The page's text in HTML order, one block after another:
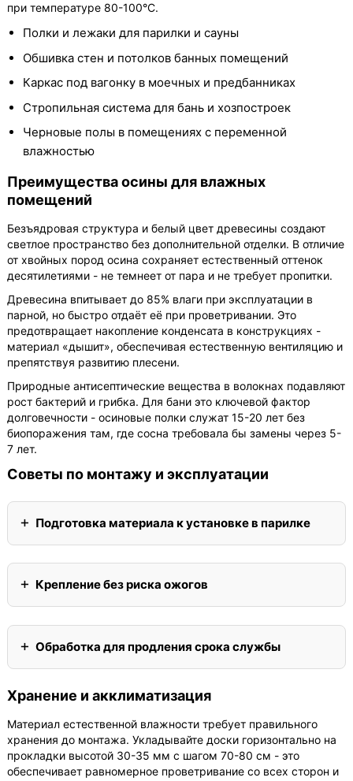
при температуре 80-100°С.
Полки и лежаки для парилки и сауны
Обшивка стен и потолков банных помещений
Каркас под вагонку в моечных и предбанниках
Стропильная система для бань и хозпостроек
Черновые полы в помещениях с переменной
влажностью
Преимущества осины для влажных
помещений
Безъядровая структура и белый цвет древесины создают
светлое пространство без дополнительной отделки. В отличие
от хвойных пород осина сохраняет естественный оттенок
десятилетиями - не темнеет от пара и не требует пропитки.
Древесина впитывает до 85% влаги при эксплуатации в
парной, но быстро отдаёт её при проветривании. Это
предотвращает накопление конденсата в конструкциях -
материал «дышит», обеспечивая естественную вентиляцию и
препятствуя развитию плесени.
Природные антисептические вещества в волокнах подавляют
рост бактерий и грибка. Для бани это ключевой фактор
долговечности - осиновые полки служат 15-20 лет без
биопоражения там, где сосна требовала бы замены через 5-
7 лет.
Советы по монтажу и эксплуатации
Подготовка материала к установке в парилке
Крепление без риска ожогов
Обработка для продления срока службы
Хранение и акклиматизация
Материал естественной влажности требует правильного
хранения до монтажа. Укладывайте доски горизонтально на
прокладки высотой 30-35 мм с шагом 70-80 см - это
обеспечивает равномерное проветривание со всех сторон и